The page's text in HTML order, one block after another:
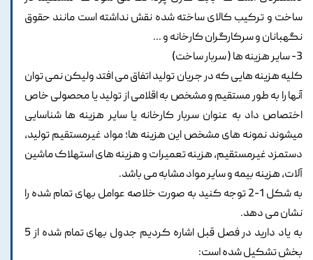
ساخت و ترکیب کالای ساخته شده نقش نداشته است مانند حقوق
نگهبانان و سرکارگران کارخانه و ...
3- سایر هزینه ها ( سربار ساخت)
کلیه هزینه هایی که در جریان تولید اتفاق می افتد ولیکن نمی توان
آنها را به طور مستقیم و مشخص به اقلامی از تولید یا محصولی خاص
اختصاص داد به عنوان سربار کارخانه یا سایر هزینه ها شناسایی
میشوند نمونه های مشخص این هزینه ها؛ مواد غیرمستقیم تولید،
دستمزد غیرمستقیم، هزینه تعمیرات و هزینه های استهلاک ماشین
آلات، هزینه بیمه و سایر مواد مشابه می باشد.
به شکل 1-2 توجه کنید به صورت خلاصه عوامل بهای تمام شده را
نشان می دهد.
به یاد دارید در فصل قبل اشاره کردیم جدول بهای تمام شده از 5
بخش تشکیل شده است: